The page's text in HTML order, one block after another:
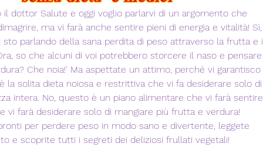
il dottor Salute e oggi voglio parlarvi di un argomento che
ma vi farà anche sentire pieni di energia e vitalità! Sì,
sto parlando della sana perdita di peso attraverso la frutta e i
so che alcuni di voi potrebbero storcere il naso e pensare
Che noia!' Ma aspettate un attimo, perché vi garantisco
la solita dieta noiosa e restrittiva che vi fa desiderare solo di
intera. No, questo è un piano alimentare che vi farà sentire
vi farà desiderare solo di mangiare più frutta e verdura!
per perdere peso in modo sano e divertente, leggete
e scoprite tutti i segreti dei deliziosi frullati vegetali!